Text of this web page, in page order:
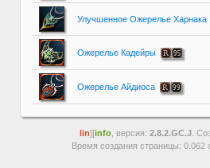
Улучшенное Ожерелье Харнака
Ожерелье Кадейры
Ожерелье Айдиоса
lin][info , версия: 2.8.2.GC.J .
Время создания страницы: 0.062